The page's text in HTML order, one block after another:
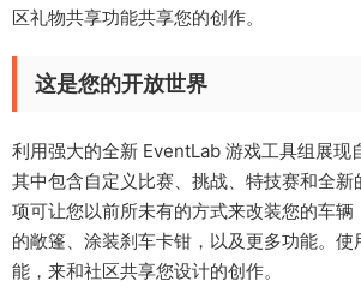
区礼物共享功能共享您的创作。
这是您的开放世界
利用强大的全新 EventLab 游戏工具组展现
其中包含自定义比赛、挑战、特技赛和全
项可让您以前所未有的方式来改装您的车辆
的敞篷、涂装刹车卡钳，以及更多功能。使
能，来和社区共享您设计的创作。
视频介绍